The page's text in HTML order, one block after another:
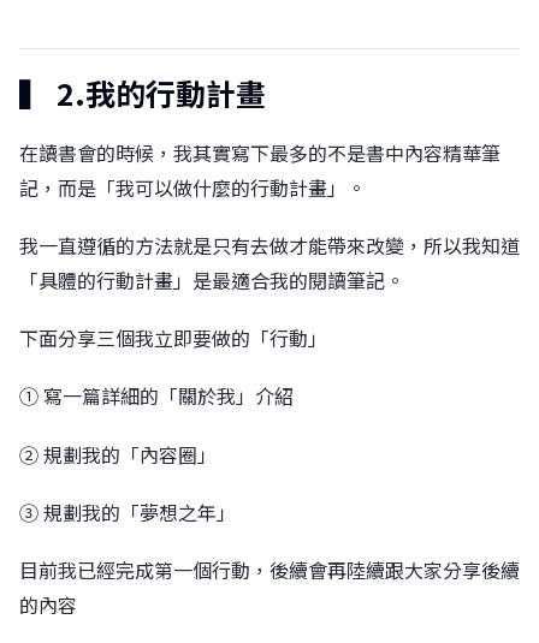
▍ 2.我的行動計畫
在讀書會的時候，我其實寫下最多的不是書中內容精華筆
記，而是「我可以做什麼的行動計畫」。
我一直遵循的方法就是只有去做才能帶來改變，所以我知道
「具體的行動計畫」是最適合我的閱讀筆記。
󠀠下面分享三個我立即要做的「行動」
󠀠① 寫一篇詳細的「關於我」介紹
② 規劃我的「內容圈」
③ 規劃我的「夢想之年」
󠀠目前我已經完成第一個行動，後續會再陸續跟大家分享後續
的內容